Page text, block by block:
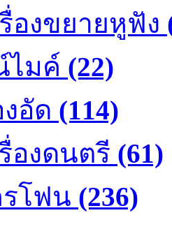
องขยายหูฟัง
ไมค์ (22)
อัด (114)
องดนตรี (61)
โฟน (236)